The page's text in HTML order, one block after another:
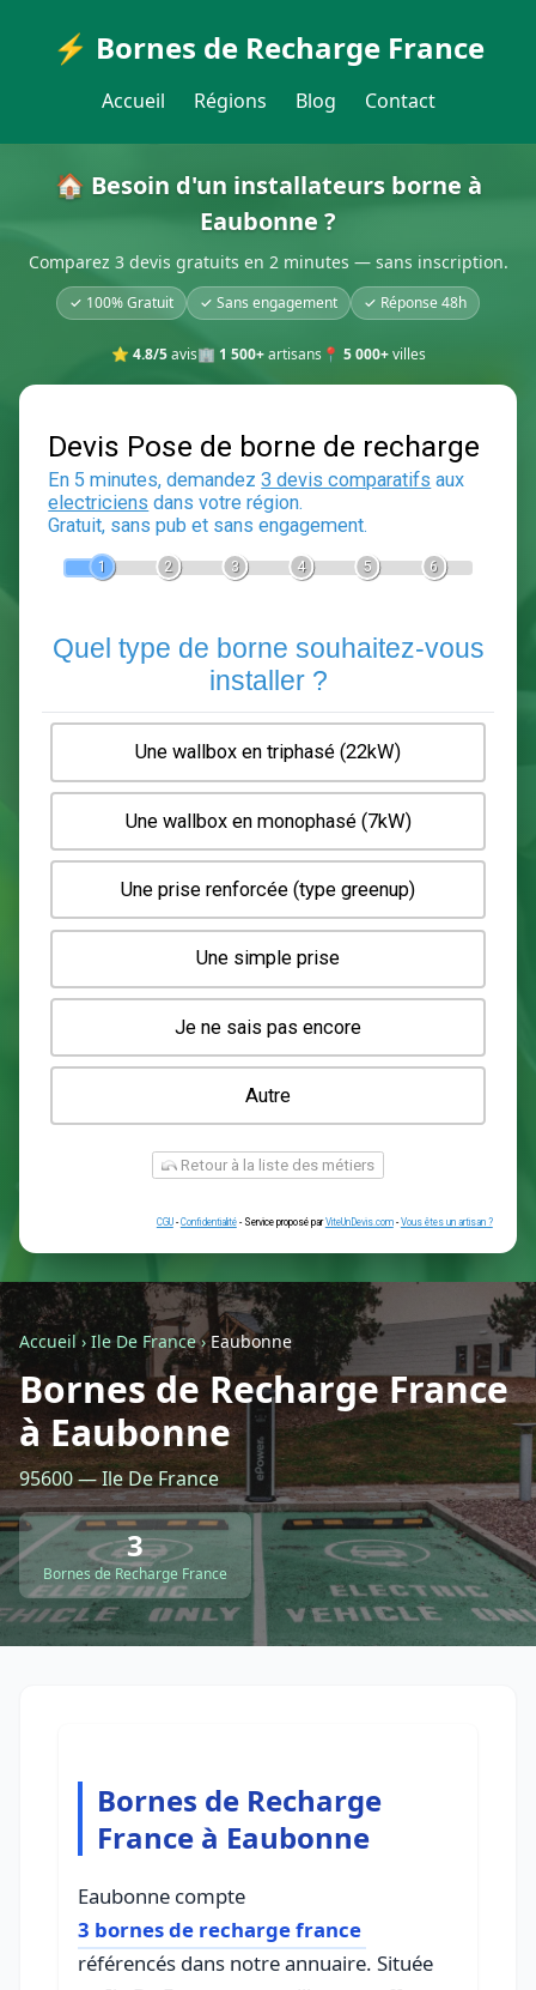
⚡ Bornes de Recharge France
Accueil Régions Blog Contact
🏠 Besoin d'un installateurs borne à
Eaubonne ?
Comparez 3 devis gratuits en 2 minutes — sans inscription.
✓ 100% Gratuit ✓ Sans engagement ✓ Réponse 48h
⭐ 4.8/5avis🏢 1 500+artisans 📍 5 000+villes
Devis Pose de borne de
En 5 minutes, demandez3 devis comparatifs
Gratuit, sans pub et sans engagement.
2 3 6
Quel type de borne souhaitez-
installer ?
Une wallbox en triphasé (22kW)
Une wallbox en monophasé (7kW)
Une prise renforcée (type greenup)
Une simple prise
Je ne sais pas encore
Autre
Retour à la liste des métiers
CGU-Confidentialité- Service proposé parViteUnDevis.com-Vous
Accueil› Ile De France›Eaubonne
Bornes de Recharge France
à Eaubonne
95600 — Ile De France
3
Bornes de Recharge France
Bornes de Recharge
France à Eaubonne
Eaubonne compte
3 bornes de recharge france
référencés dans notre annuaire. Située